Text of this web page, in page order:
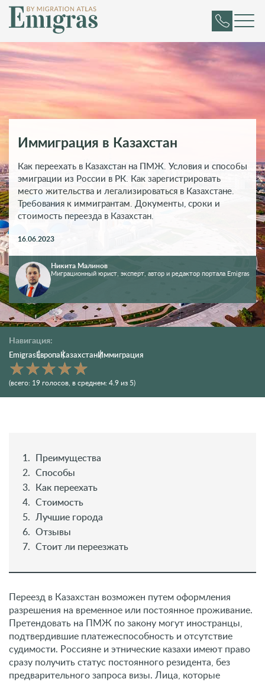
Иммиграция в Казахстан
Как переехать в Казахстан на ПМЖ. Условия и способы
эмиграции из России в РК. Как зарегистрировать
место жительства и легализироваться в Казахстане.
Требования к иммигрантам. Документы, сроки и
стоимость переезда в Казахстан.
16.06.2023
Никита Малинов
Миграционный юрист, эксперт, автор и редактор портала Emigras
(всего: 19 голосов, в среднем: 4.9 из 5)
Навигация:
EmigrasЕвропа КазахстанИммиграция
Преимущества
Способы
Как переехать
Стоимость
Лучшие города
Отзывы
Стоит ли переезжать
Переезд в Казахстан возможен путем оформления
разрешения на временное или постоянное проживание.
Претендовать на ПМЖ по закону могут иностранцы,
подтвердившие платежеспособность и отсутствие
судимости. Россияне и этнические казахи имеют право
сразу получить статус постоянного резидента, без
предварительного запроса визы. Лица, которые